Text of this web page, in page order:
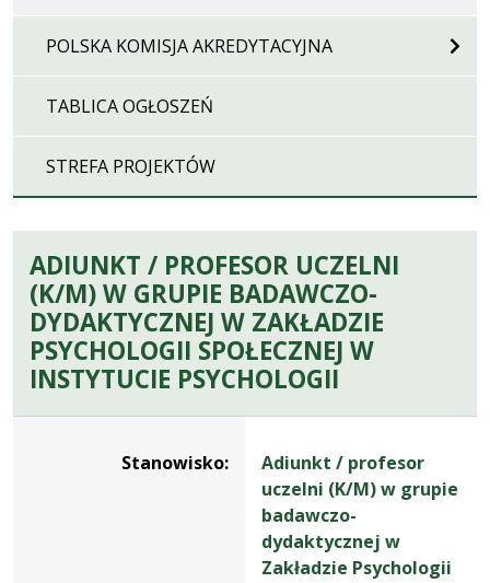
POLSKA KOMISJA AKREDYTACYJNA
TABLICA OGŁOSZEŃ
STREFA PROJEKTÓW
ADIUNKT / PROFESOR UCZELNI
(K/M) W GRUPIE BADAWCZO-
DYDAKTYCZNEJ W ZAKŁADZIE
PSYCHOLOGII SPOŁECZNEJ W
INSTYTUCIE PSYCHOLOGII
Stanowisko:
Adiunkt / profesor
uczelni (K/M) w grupie
badawczo-
dydaktycznej w
Zakładzie Psychologii